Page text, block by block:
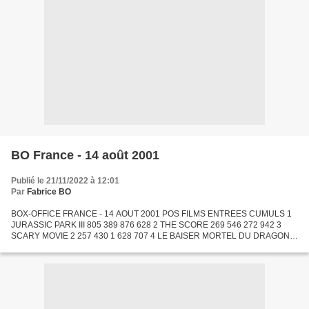
BO France - 14 août 2001
Publié le 21/11/2022 à 12:01
Par Fabrice BO
BOX-OFFICE FRANCE - 14 AOUT 2001 POS FILMS ENTREES CUMULS 1
JURASSIC PARK III 805 389 876 628 2 THE SCORE 269 546 272 942 3
SCARY MOVIE 2 257 430 1 628 707 4 LE BAISER MORTEL DU DRAGON
D'AMELIE...